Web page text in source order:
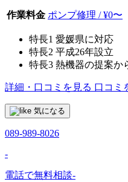
作業料金 ポンプ修理 / ¥0〜
特長1 愛媛県に対応
特長2 平成26年設立
特長3 熱機器の提案か
詳細・口コミを見る 口コミ
気になる
089-989-8026
-
電話で無料相談-